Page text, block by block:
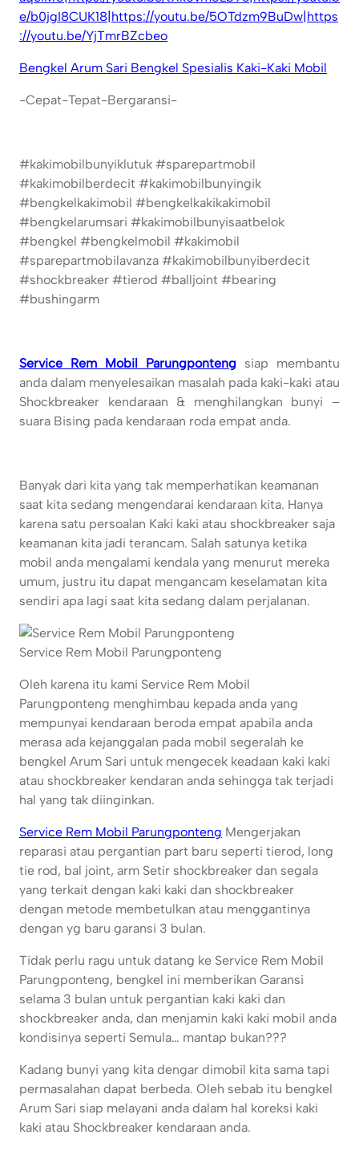
e/b0jgI8CUK18|https://youtu.be/5OTdzm9BuDw|https
://youtu.be/YjTmrBZcbeo
Bengkel Arum Sari Bengkel Spesialis Kaki-Kaki Mobil
-Cepat-Tepat-Bergaransi-
#kakimobilbunyiklutuk #sparepartmobil
#kakimobilberdecit #kakimobilbunyingik
#bengkelkakimobil #bengkelkakikakimobil
#bengkelarumsari #kakimobilbunyisaatbelok
#bengkel #bengkelmobil #kakimobil
#sparepartmobilavanza #kakimobilbunyiberdecit
#shockbreaker #tierod #balljoint #bearing
#bushingarm
Service Rem Mobil Parungponteng siap membantu
anda dalam menyelesaikan masalah pada kaki-kaki atau
Shockbreaker kendaraan & menghilangkan bunyi –
suara Bising pada kendaraan roda empat anda.
Banyak dari kita yang tak memperhatikan keamanan
saat kita sedang mengendarai kendaraan kita. Hanya
karena satu persoalan Kaki kaki atau shockbreaker saja
keamanan kita jadi terancam. Salah satunya ketika
mobil anda mengalami kendala yang menurut mereka
umum, justru itu dapat mengancam keselamatan kita
sendiri apa lagi saat kita sedang dalam perjalanan.
Service Rem Mobil Parungponteng
Oleh karena itu kami Service Rem Mobil
Parungponteng menghimbau kepada anda yang
mempunyai kendaraan beroda empat apabila anda
merasa ada kejanggalan pada mobil segeralah ke
bengkel Arum Sari untuk mengecek keadaan kaki kaki
atau shockbreaker kendaran anda sehingga tak terjadi
hal yang tak diinginkan.
Service Rem Mobil Parungponteng Mengerjakan
reparasi atau pergantian part baru seperti tierod, long
tie rod, bal joint, arm Setir shockbreaker dan segala
yang terkait dengan kaki kaki dan shockbreaker
dengan metode membetulkan atau menggantinya
dengan yg baru garansi 3 bulan.
Tidak perlu ragu untuk datang ke Service Rem Mobil
Parungponteng, bengkel ini memberikan Garansi
selama 3 bulan untuk pergantian kaki kaki dan
shockbreaker anda, dan menjamin kaki kaki mobil anda
kondisinya seperti Semula… mantap bukan???
Kadang bunyi yang kita dengar dimobil kita sama tapi
permasalahan dapat berbeda. Oleh sebab itu bengkel
Arum Sari siap melayani anda dalam hal koreksi kaki
kaki atau Shockbreaker kendaraan anda.